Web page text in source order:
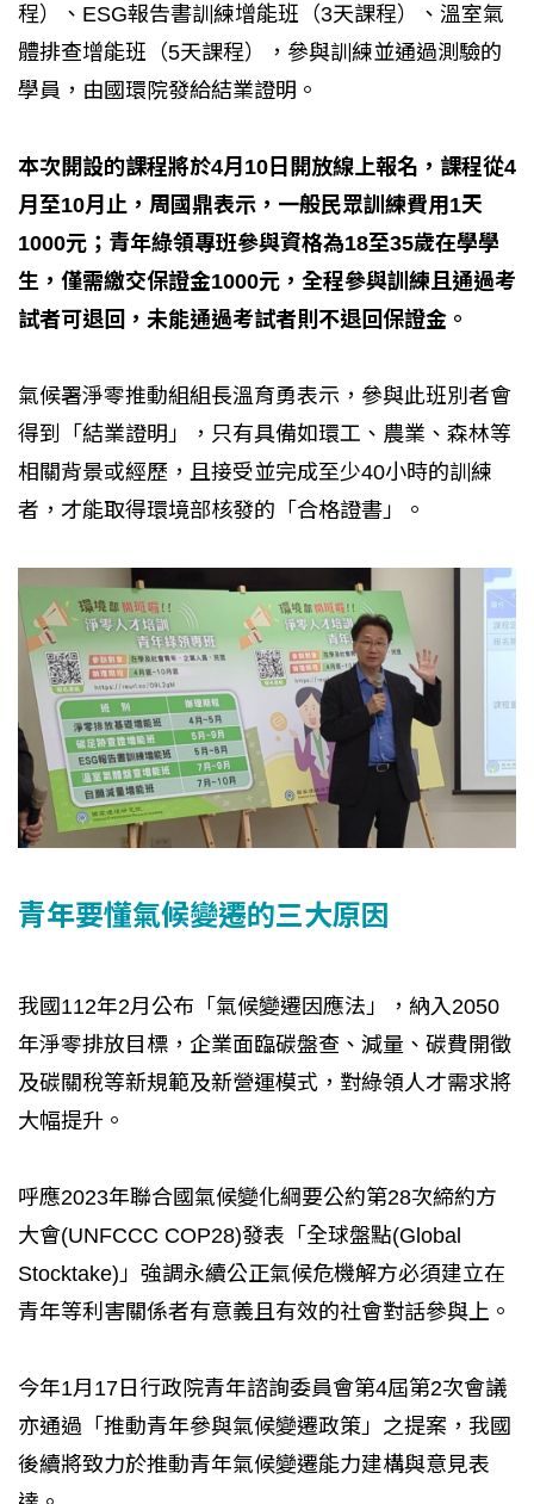
程）、ESG報告書訓練增能班（3天課程）、溫室氣
體排查增能班（5天課程），參與訓練並通過測驗的
學員，由國環院發給結業證明。
本次開設的課程將於4月10日開放線上報名，課程從4
月至10月止，周國鼎表示，一般民眾訓練費用1天
1000元；青年綠領專班參與資格為18至35歲在學學
生，僅需繳交保證金1000元，全程參與訓練且通過考
試者可退回，未能通過考試者則不退回保證金。
氣候署淨零推動組組長溫育勇表示，參與此班別者會
得到「結業證明」，只有具備如環工、農業、森林等
相關背景或經歷，且接受並完成至少40小時的訓練
者，才能取得環境部核發的「合格證書」。
青年要懂氣候變遷的三大原因
我國112年2月公布「氣候變遷因應法」，納入2050
年淨零排放目標，企業面臨碳盤查、減量、碳費開徵
及碳關稅等新規範及新營運模式，對綠領人才需求將
大幅提升。
呼應2023年聯合國氣候變化綱要公約第28次締約方
大會(UNFCCC COP28)發表「全球盤點(Global
Stocktake)」強調永續公正氣候危機解方必須建立在
青年等利害關係者有意義且有效的社會對話參與上。
今年1月17日行政院青年諮詢委員會第4屆第2次會議
亦通過「推動青年參與氣候變遷政策」之提案，我國
後續將致力於推動青年氣候變遷能力建構與意見表